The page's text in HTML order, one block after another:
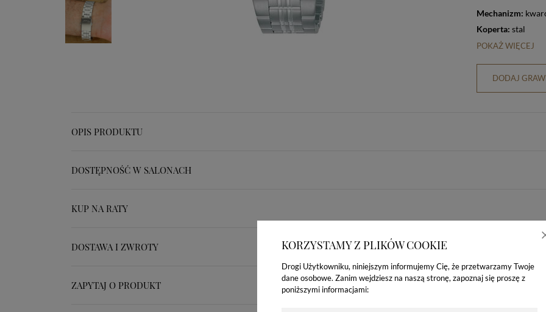
KORZYSTAMY Z PLIKÓW COOKIE
Drogi Użytkowniku, niniejszym informujemy Cię, że przetwarzamy Twoje
dane osobowe. Zanim wejdziesz na naszą stronę, zapoznaj się proszę z
poniższymi informacjami:
Mechanizm:
Koperta: stal
POKAŻ WIĘCEJ
DODAJ
OPIS PRODUKTU
DOSTĘPNOŚĆ W SALONACH
KUP NA RATY
DOSTAWA I ZWROTY
ZAPYTAJ O PRODUKT